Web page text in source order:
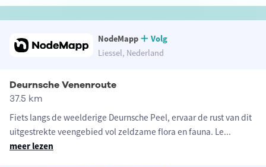
NodeMapp
Volg
Liessel, Nederland
Deurnsche Venenroute
37.5 km
Fiets langs de weelderige Deurnsche Peel, ervaar de rust van dit
uitgestrekte veengebied vol zeldzame flora en fauna. Le...
meer lezen